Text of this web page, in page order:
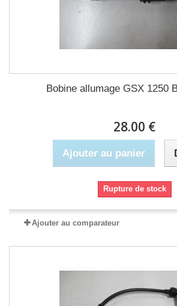
Bobine allumage GSX 1250
28.00 €
Ajouter au panier
Rupture de stock
Ajouter au comparateur